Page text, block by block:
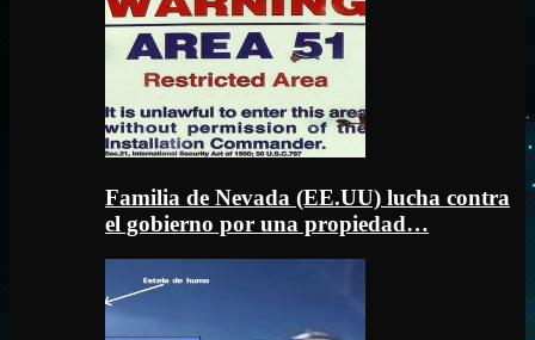
Familia de Nevada (EE.UU) lucha contra
el gobierno por una propiedad…